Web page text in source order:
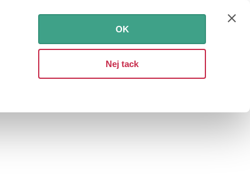
OK
Nej tack